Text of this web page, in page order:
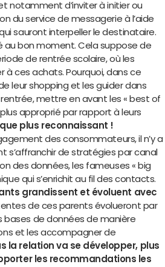
notamment d’inviter à initier ou
du service de messagerie à l’aide
sauront interpeller le destinataire.
bon moment. Cela suppose de
de rentrée scolaire, où les
ces achats. Pourquoi, dans ce
leur shopping et les guider dans
mettre en avant les « best of
approprié par rapport à leurs
plus reconnaissant !
des consommateurs, il n’y a
s’affranchir de stratégies par canal
des données, les fameuses « big
qui s’enrichit au fil des contacts.
grandissent et évoluent avec
de ces parents évolueront par
de données de manière
et les accompagner de
la relation va se développer, plus
les recommandations les